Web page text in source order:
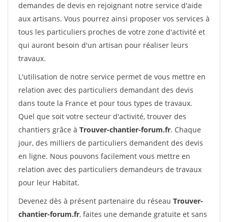
demandes de devis en rejoignant notre service d'aide
aux artisans. Vous pourrez ainsi proposer vos services à
tous les particuliers proches de votre zone d'activité et
qui auront besoin d'un artisan pour réaliser leurs
travaux.
L'utilisation de notre service permet de vous mettre en
relation avec des particuliers demandant des devis
dans toute la France et pour tous types de travaux.
Quel que soit votre secteur d'activité, trouver des
chantiers grâce à Trouver-chantier-forum.fr. Chaque
jour, des milliers de particuliers demandent des devis
en ligne. Nous pouvons facilement vous mettre en
relation avec des particuliers demandeurs de travaux
pour leur Habitat.
Devenez dès à présent partenaire du réseau Trouver-
chantier-forum.fr, faites une demande gratuite et sans